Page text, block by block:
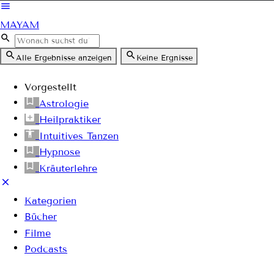
MAYAM
Alle Ergebnisse anzeigen Keine Ergnisse
Vorgestellt
Astrologie
Heilpraktiker
Intuitives Tanzen
Hypnose
Kräuterlehre
Kategorien
Bücher
Filme
Podcasts